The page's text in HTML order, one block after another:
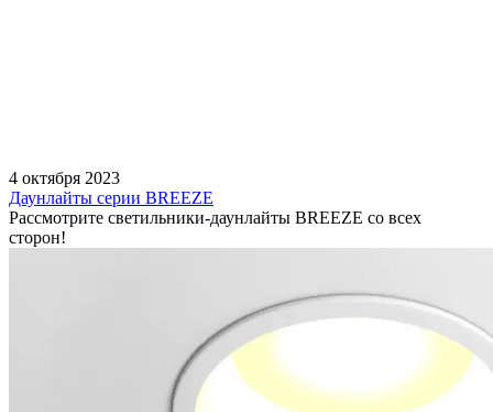
4 октября 2023
Даунлайты серии BREEZE
Рассмотрите светильники-даунлайты BREEZE со всех
сторон!